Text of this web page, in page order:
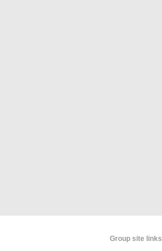
Group site links